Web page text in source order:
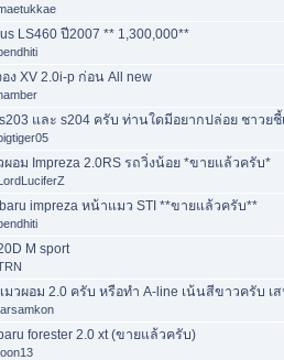
LS460 ปี2007 ** 1,300,000**
ง XV 2.0i-p ก่อน All new
และ s204 ครับ ท่านใดมีอยากปล่อย ชาว
อม Impreza 2.0RS รถวิ่งน้อย *ขายแล้วครับ*
impreza หน้าแมว STI **ขายแล้วครับ**
M sport
วผอม 2.0 ครับ หรือทำ A-line เน้นสีขาวครับ เ
forester 2.0 xt (ขายแล้วครับ)